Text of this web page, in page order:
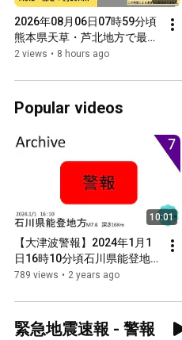
2026年08月06日07時59分頃
熊本県天草・芦北地方で最大
震度4を観測した地震【切り
フト】
2 views • 8 hours ago
Popular videos
10:01
【大津波警報】2024年1月1
日16時10分頃石川県能登地方
で最大震度7を観測した大地
【タイムシフト】【緊急地震
速報の瞬間】
789 views • 2 years ago
緊急地震速報 - 警報